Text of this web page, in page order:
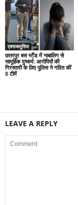
एक्सक्लूसिव
छतरपुर बस स्टैंड में नाबालिग से
सामूहिक दुष्कर्म: आरोपियों की
गिरफ्तारी के लिए पुलिस ने गठित कीं
8 टीमें
LEAVE A REPLY